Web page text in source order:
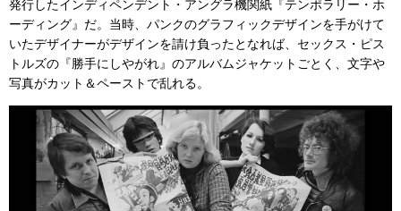
発行したインディペンデント・アングラ機関紙『テンポラリー・ホ
ーディング』だ。当時、パンクのグラフィックデザインを手がけて
いたデザイナーがデザインを請け負ったとなれば、セックス・ピス
トルズの『勝手にしやがれ』のアルバムジャケットごとく、文字や
写真がカット＆ペーストで乱れる。